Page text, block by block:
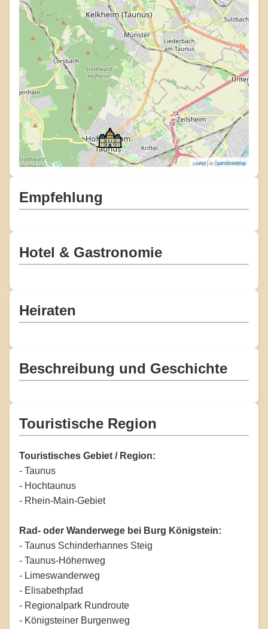
Leaflet| ©OpenStreetMap
Empfehlung
Hotel & Gastronomie
Heiraten
Beschreibung und Geschichte
Touristische Region
Touristisches Gebiet / Region:
- Taunus
- Hochtaunus
- Rhein-Main-Gebiet
Rad- oder Wanderwege bei Burg Königstein:
- Taunus Schinderhannes Steig
- Taunus-Höhenweg
- Limeswanderweg
- Elisabethpfad
- Regionalpark Rundroute
- Königsteiner Burgenweg